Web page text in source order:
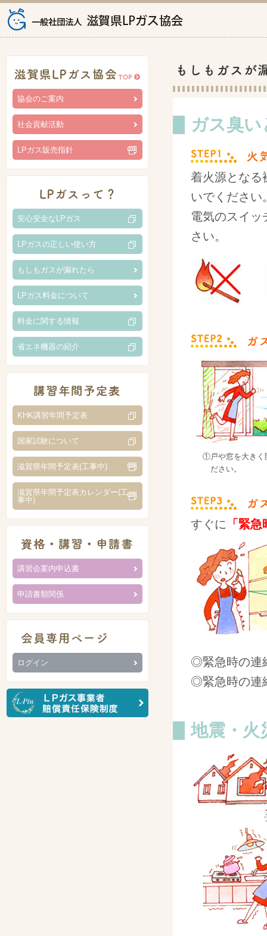
ガス臭
着火源となる
いでください
電気のスイ
さい。
①戸や窓を大き
ださい。
すぐに 「緊
◎緊急時の連
◎緊急時の連
地震・火
協会のご案内
社会貢献活動
LPガス販売指針
安心安全なLPガス
LPガスの正しい使い方
もしもガスが漏れたら
LPガス料金について
料金に関する情報
省エネ機器の紹介
KHK講習年間予定表
国家試験について
滋賀県年間予定表(工事中)
滋賀県年間予定表カレンダー(工
事中)
講習会案内申込書
申請書類関係
ログイン